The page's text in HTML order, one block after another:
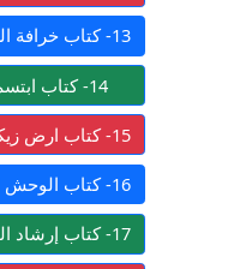
14- كتاب ابتسم للكاتب عائض القرني